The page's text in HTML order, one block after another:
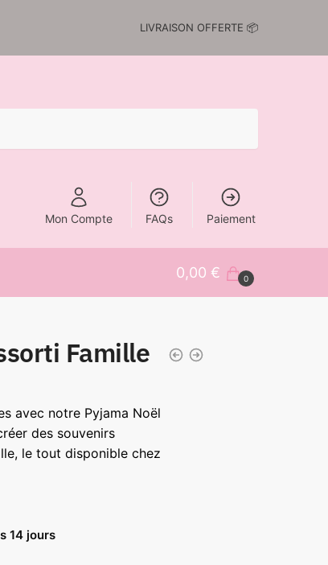
LIVRAISON OFFERTE 📦
Mon Compte FAQs Paiement
0,00 € 0
Famille
avec notre Pyjama Noël
des souvenirs
le tout disponible chez
14 jours